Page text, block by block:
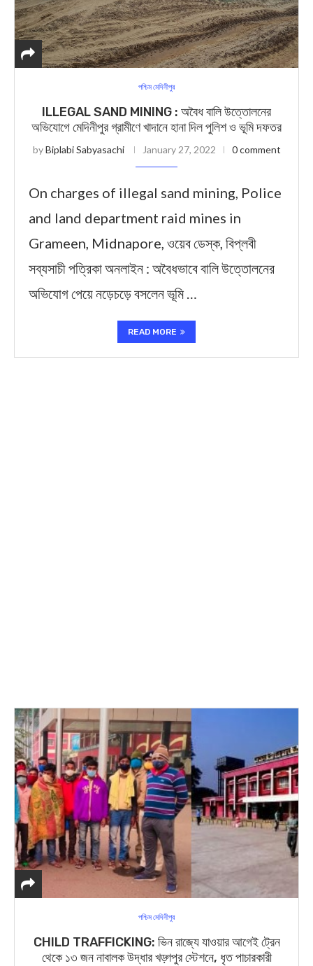
পশ্চিম মেদিনীপুর
ILLEGAL SAND MINING : অবৈধ বালি উত্তোলনের
অভিযোগে মেদিনীপুর গ্রামীণে খাদানে হানা দিল পুলিশ ও ভূমি দফতর
byBiplabi Sabyasachi January 27, 2022 0 comment
On charges of illegal sand mining, Police
and land department raid mines in
Grameen, Midnapore, ওয়েব ডেস্ক, বিপ্লবী
সব্যসাচী পত্রিকা অনলাইন : অবৈধভাবে বালি উত্তোলনের
অভিযোগ পেয়ে নড়েচড়ে বসলেন ভূমি …
READ MORE
পশ্চিম মেদিনীপুর
CHILD TRAFFICKING: ভিন রাজ্যে যাওয়ার আগেই ট্রেন
থেকে ১৩ জন নাবালক উদ্ধার খড়্গপুর স্টেশনে, ধৃত পাচারকারী